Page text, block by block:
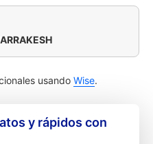
usando Wise.
y rápidos con